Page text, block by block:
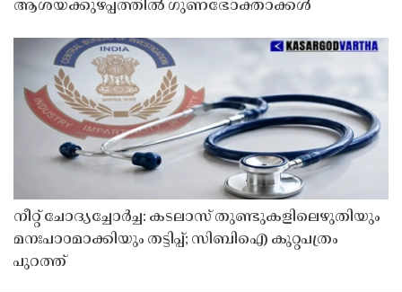
ആശയക്കുഴപ്പത്തിൽ ഗുണഭോക്താക്കൾ
നീറ്റ് ചോദ്യച്ചോർച്ച: കടലാസ് തുണ്ടുകളിലെഴുതിയും
മനഃപാഠമാക്കിയും തട്ടിപ്പ്; സിബിഐ കുറ്റപത്രം
പുറത്ത്